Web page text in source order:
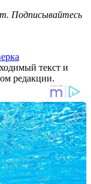
Подписывайтесь
текст и
редакции.